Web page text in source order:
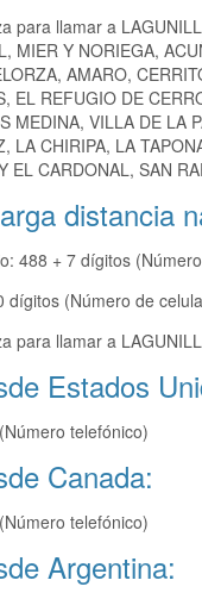
para llamar a
MIER Y NORIEGA,
AMARO,
EL REFUGIO DE
MEDINA, VILLA DE LA
LA CHIRIPA, LA
EL CARDONAL, SAN
distancia
488 + 7 dígitos
dígitos (Número de
para llamar a
Estados
telefónico)
Canada:
telefónico)
Argentina: